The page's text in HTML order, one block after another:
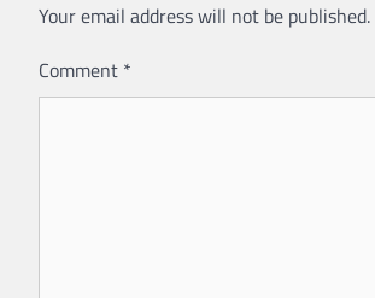
Your email address will not be published.
Comment *